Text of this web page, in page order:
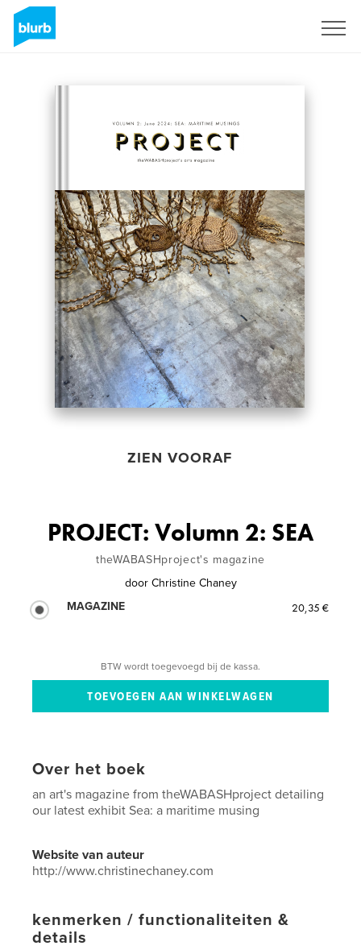
ZIEN VOORAF
PROJECT: Volumn 2: SEA
theWABASHproject's magazine
door Christine Chaney
MAGAZINE
20,35 €
BTW wordt toegevoegd bij de kassa.
Over het boek
an art's magazine from theWABASHproject detailing
our latest exhibit Sea: a maritime musing
Website van auteur
http://www.christinechaney.com
kenmerken / functionaliteiten &
details